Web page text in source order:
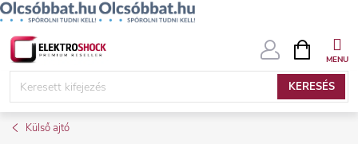
Ugrás
KERESÉS
KOSÁR
Külső ajtó